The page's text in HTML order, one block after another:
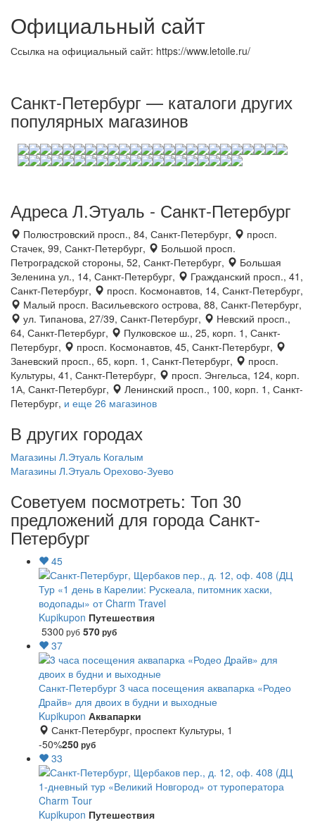
Официальный сайт
Ссылка на официальный сайт: https://www.letoile.ru/
Санкт-Петербург — каталоги других
популярных магазинов
Адреса Л.Этуаль - Санкт-Петербург
Полюстровский просп., 84, Санкт-Петербург,
просп.
Стачек, 99, Санкт-Петербург,
Большой просп.
Петроградской стороны, 52, Санкт-Петербург,
Большая
Зеленина ул., 14, Санкт-Петербург,
Гражданский просп., 41,
Санкт-Петербург,
просп. Космонавтов, 14, Санкт-Петербург,
Малый просп. Васильевского острова, 88, Санкт-Петербург,
ул. Типанова, 27/39, Санкт-Петербург,
Невский просп.,
64, Санкт-Петербург,
Пулковское ш., 25, корп. 1, Санкт-
Петербург,
просп. Космонавтов, 45, Санкт-Петербург,
Заневский просп., 65, корп. 1, Санкт-Петербург,
просп.
Культуры, 41, Санкт-Петербург,
просп. Энгельса, 124, корп.
1А, Санкт-Петербург,
Ленинский просп., 100, корп. 1, Санкт-
Петербург, и еще 26 магазинов
В других городах
Магазины Л.Этуаль Когалым
Магазины Л.Этуаль Орехово-Зуево
Советуем посмотреть: Топ 30
предложений для города Санкт-
Петербург
45
Тур «1 день в Карелии: Рускеала, питомник хаски,
водопады» от Charm Travel
Kupikupon Путешествия
5300 руб 570руб
37
Санкт-Петербург 3 часа посещения аквапарка «Родео
Драйв» для двоих в будни и выходные
Kupikupon Аквапарки
Санкт-Петербург, проспект Культуры, 1
-50%250руб
33
1-дневный тур «Великий Новгород» от туроператора
Charm Tour
Kupikupon Путешествия